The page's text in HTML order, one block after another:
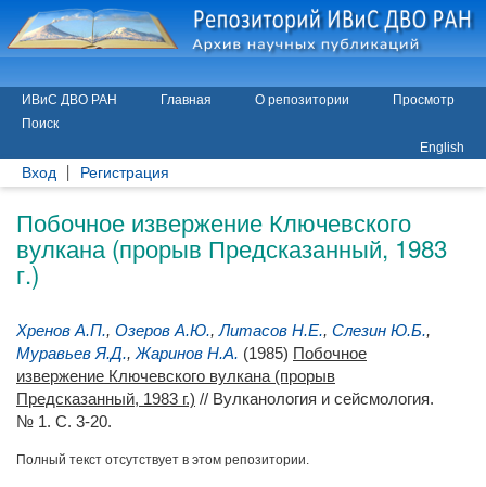
ИВиС ДВО РАН Главная О репозитории
Просмотр
Поиск
English
Вход Регистрация
Побочное извержение Ключевского
вулкана (прорыв Предсказанный, 1983
г.)
Хренов А.П., Озеров А.Ю.,Литасов Н.Е., Слезин Ю.Б.,
Муравьев Я.Д., Жаринов Н.А. (1985) Побочное
извержение Ключевского вулкана (прорыв
Предсказанный, 1983 г.) // Вулканология и сейсмология.
№ 1. С. 3-20.
Полный текст отсутствует в этом репозитории.